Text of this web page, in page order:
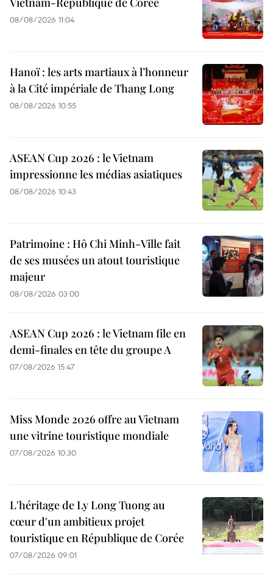
08/08/2026 11:04
Hanoï : les arts martiaux à l’honneur
à la Cité impériale de Thang Long
08/08/2026 10:55
ASEAN Cup 2026 : le Vietnam
impressionne les médias asiatiques
08/08/2026 10:43
Patrimoine : Hô Chi Minh-Ville fait
de ses musées un atout touristique
majeur
08/08/2026 03:00
ASEAN Cup 2026 : le Vietnam file en
demi-finales en tête du groupe A
07/08/2026 15:47
Miss Monde 2026 offre au Vietnam
une vitrine touristique mondiale
07/08/2026 10:30
L'héritage de Ly Long Tuong au
cœur d'un ambitieux projet
touristique en République de Corée
07/08/2026 09:01